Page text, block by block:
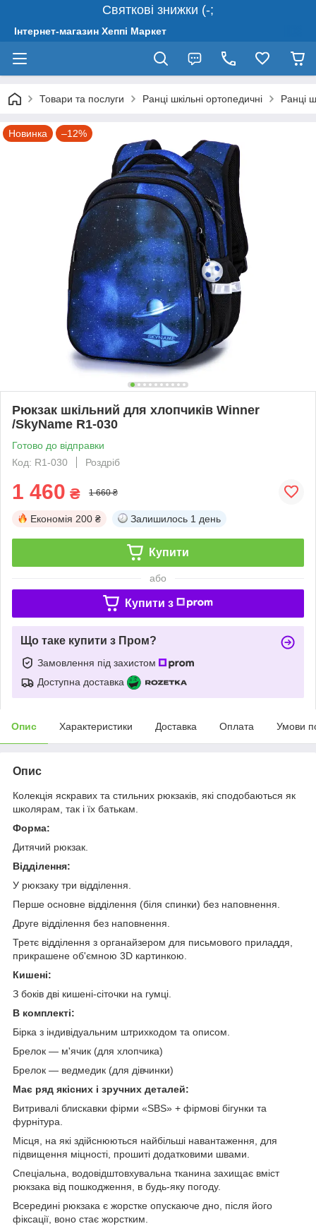
Святкові знижки (-;
Інтернет-магазин Хеппі Маркет
Товари та послуги Ранці шкільні ортопедичні Ранці
Новинка –12%
Рюкзак шкільний для хлопчиків Winner
/SkyName R1-030
Готово до відправки
Код: R1-030
Роздріб
1 460 ₴ 1 660 ₴
Економія 200 ₴ Залишилось 1 день
Купити
або
Купити з
Що таке купити з Пром?
Замовлення під захистом
Доступна доставка
Опис Характеристики Доставка Оплата Умови
Опис
Колекція яскравих та стильних рюкзаків, які сподобаються як
школярам, так і їх батькам.
Форма:
Дитячий рюкзак.
Відділення:
У рюкзаку три відділення.
Перше основне відділення (біля спинки) без наповнення.
Друге відділення без наповнення.
Третє відділення з органайзером для письмового приладдя,
прикрашене об'ємною 3D картинкою.
Кишені:
З боків дві кишені-сіточки на гумці.
В комплекті:
Бірка з індивідуальним штрихкодом та описом.
Брелок — м'ячик (для хлопчика)
Брелок — ведмедик (для дівчинки)
Має ряд якісних і зручних деталей:
Витривалі блискавки фірми «SBS» + фірмові бігунки та
фурнітура.
Місця, на які здійснюються найбільші навантаження, для
підвищення міцності, прошиті додатковими швами.
Спеціальна, водовідштовхувальна тканина захищає вміст
рюкзака від пошкодження, в будь-яку погоду.
Всередині рюкзака є жорстке опускаюче дно, після його
фіксації, воно стає жорстким.